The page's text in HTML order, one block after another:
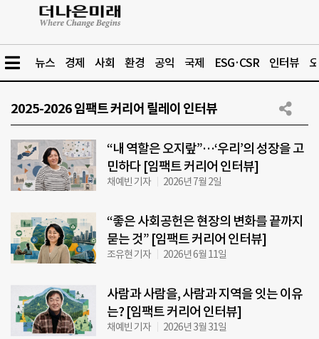
뉴스 경제 사회 환경 공익 국제 ESG·CSR 인터뷰
2025-2026 임팩트 커리어 릴레이 인터뷰
“내 역할은 오지랖”…‘우리’의 성장을 고
민하다 [임팩트 커리어 인터뷰]
채예빈 기자 2026년 7월 2일
“좋은 사회공헌은 현장의 변화를 끝까지
묻는 것” [임팩트 커리어 인터뷰]
조유현 기자 2026년 6월 11일
사람과 사람을, 사람과 지역을 잇는 이유
는? [임팩트 커리어 인터뷰]
채예빈 기자 2026년 3월 31일